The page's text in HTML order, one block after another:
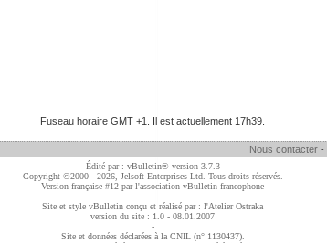
Fuseau horaire GMT +1. Il est actuellement 17h39
Nous contacter -
Édité par : vBulletin® version 3.7.3
Copyright ©2000 - 2026, Jelsoft Enterprises Ltd. Tous droits réservés.
Version française #12 parl'association vBulletin francophone
-
Site et style vBulletin conçu et réalisé par : l'Atelier Ostraka
version du site : 1.0 - 08.01.2007
-
Site et données déclarées à la CNIL (n° 1130437).